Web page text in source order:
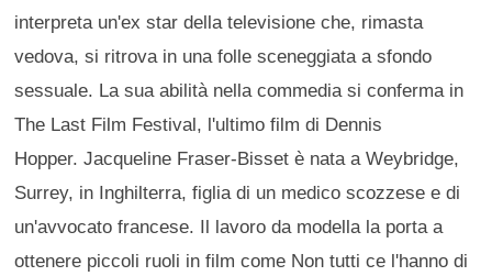
interpreta un'ex star della televisione che, rimasta
vedova, si ritrova in una folle sceneggiata a sfondo
sessuale. La sua abilità nella commedia si conferma in
The Last Film Festival, l'ultimo film di Dennis
Hopper. Jacqueline Fraser-Bisset è nata a Weybridge,
Surrey, in Inghilterra, figlia di un medico scozzese e di
un'avvocato francese. Il lavoro da modella la porta a
ottenere piccoli ruoli in film come Non tutti ce l'hanno di